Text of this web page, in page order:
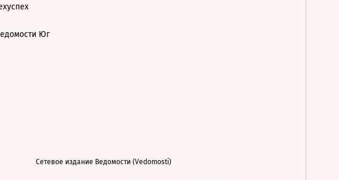
Юг
Сетевое издание Ведомости (Vedomosti)